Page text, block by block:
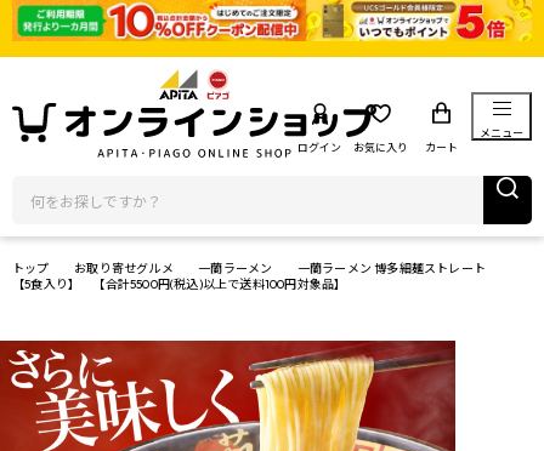
ログイン お気に入り カート
メニュー
トップ お取り寄せグルメ 一蘭ラーメン
一蘭ラーメン 博多細麺ストレート
【5食入り】 【合計5500円(税込)以上で送料100円対象品】